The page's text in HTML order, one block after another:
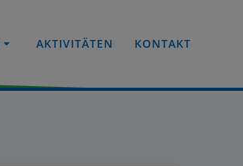
AKTIVITÄTEN KONTAKT